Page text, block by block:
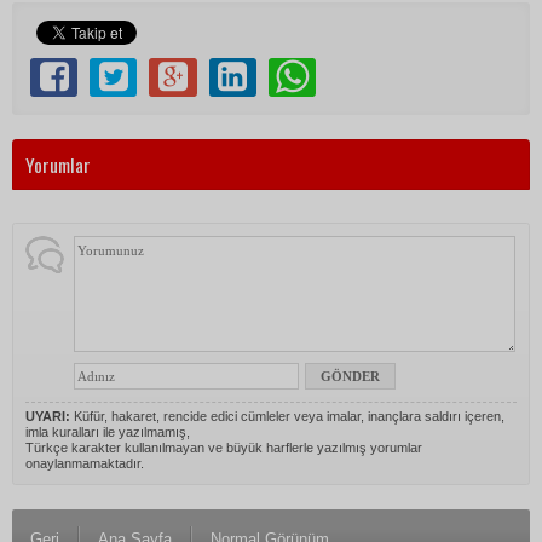
Yorumlar
UYARI: Küfür, hakaret, rencide edici cümleler veya imalar, inançlara saldırı içeren,
imla kuralları ile yazılmamış,
Türkçe karakter kullanılmayan ve büyük harflerle yazılmış yorumlar
onaylanmamaktadır.